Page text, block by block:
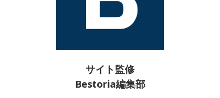
サイト監修
Bestoria編集部